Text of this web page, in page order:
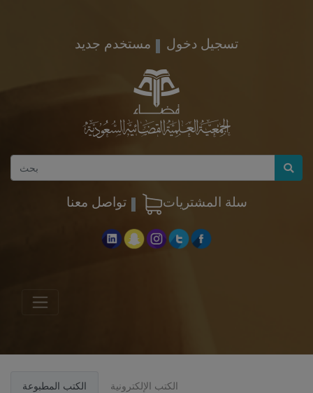
مستخدم جديد تسجيل دخول
تواصل معنا سلة المشتريات
الكتب المطبوعة الكتب الإلكترونية